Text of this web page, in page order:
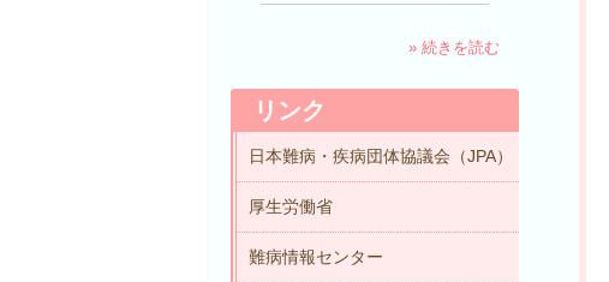
» 続きを読む
リンク
日本難病・疾病団体協議会（JPA）
厚生労働省
難病情報センター